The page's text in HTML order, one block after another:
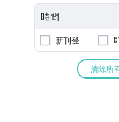
時間
新刊登
清除所